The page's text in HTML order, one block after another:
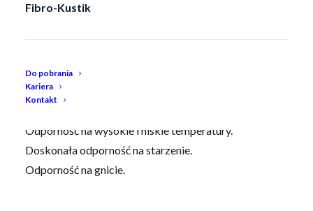
Fibro-Kustik
Do pobrania
Kariera
Kontakt
Duża zdolność tłumienia dźwięków na metalowych
Łatwość montażu, zdolność adaptacji do nierównych
powierzchni.
Odporność na wysokie i niskie temperatury.
Doskonała odporność na starzenie.
Odporność na gnicie.